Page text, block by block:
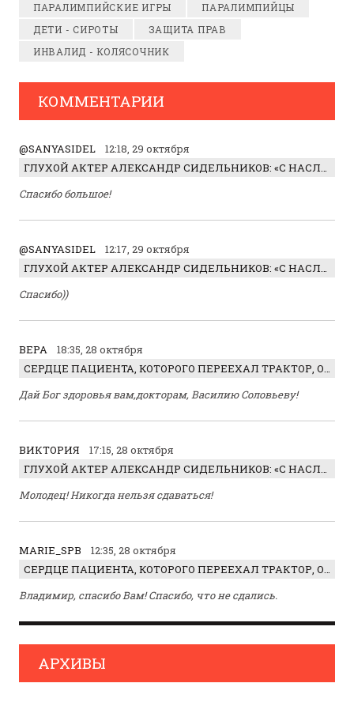
ПАРАЛИМПИЙСКИЕ ИГРЫ
ПАРАЛИМПИЙЦЫ
ДЕТИ - СИРОТЫ
ЗАЩИТА ПРАВ
ИНВАЛИД - КОЛЯСОЧНИК
КОММЕНТАРИИ
@SANYASIDEL
12:18, 29 октября
ГЛУХОЙ АКТЕР АЛЕКСАНДР СИДЕЛЬНИКОВ: «С НАСЛАЖДЕНИЕМ ИГРАЛ ОТРИЦАТЕЛЬНОГО ГЕРОЯ!»
Спасибо большое!
@SANYASIDEL
12:17, 29 октября
ГЛУХОЙ АКТЕР АЛЕКСАНДР СИДЕЛЬНИКОВ: «С НАСЛАЖДЕНИЕМ ИГРАЛ ОТРИЦАТЕЛЬНОГО ГЕРОЯ!»
Спасибо))
ВЕРА
18:35, 28 октября
СЕРДЦЕ ПАЦИЕНТА, КОТОРОГО ПЕРЕЕХАЛ ТРАКТОР, ОБНАРУЖИЛИ… В ЖИВОТЕ
Дай Бог здоровья вам,докторам, Василию Соловьеву!
ВИКТОРИЯ
17:15, 28 октября
ГЛУХОЙ АКТЕР АЛЕКСАНДР СИДЕЛЬНИКОВ: «С НАСЛАЖДЕНИЕМ ИГРАЛ ОТРИЦАТЕЛЬНОГО ГЕРОЯ!»
Молодец! Никогда нельзя сдаваться!
MARIE_SPB
12:35, 28 октября
СЕРДЦЕ ПАЦИЕНТА, КОТОРОГО ПЕРЕЕХАЛ ТРАКТОР, ОБНАРУЖИЛИ… В ЖИВОТЕ
Владимир, спасибо Вам! Спасибо, что не сдались.
АРХИВЫ